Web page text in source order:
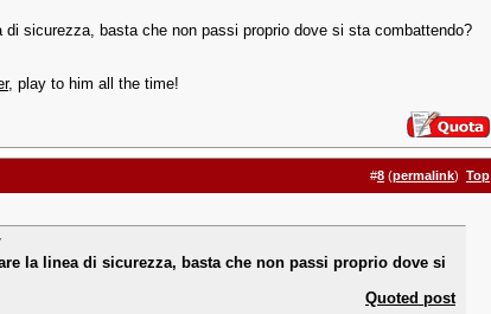
sicurezza, basta che non passi proprio dove si sta combattendo?
, play to him all the time!
#8 (permalink) Top
la linea di sicurezza, basta che non passi proprio dove si
Quoted post